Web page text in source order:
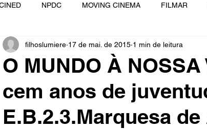
NPDC MOVING CINEMA FILMAR
CEM ANOS DE JUVENTUDE O MUNDO À NOSSA
DAS GAIVOTAS O CINEMA POR DENTRO
O MUNDO À NOSSA
cem anos de
E.B.2.3.Marquesa
filhoslumiere 17 de mai. de 2015 1 min de leitura